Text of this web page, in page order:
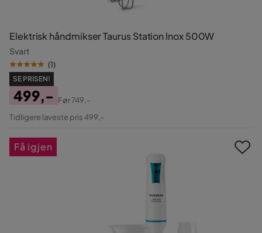
Elektrisk håndmikser Taurus Station Inox 500W
Svart
(1)
SE PRISEN!
Pris
499,-
Original
Før749,-
Tidligere laveste pris 499,-
Få igjen